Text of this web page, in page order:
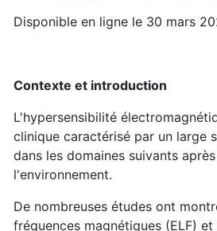
Disponible en ligne le 30 mars
Contexte et introduction
L'hypersensibilité
clinique caractérisé par un large
dans les domaines suivants
l'environnement.
De nombreuses études ont
fréquences magnétiques (ELF)